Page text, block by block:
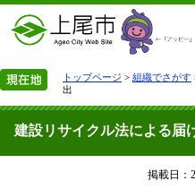
トップページ > 組織でさがす
出
建設リサイクル法による届
掲載日：